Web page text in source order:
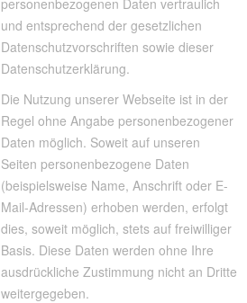
personenbezogenen Daten vertraulich
und entsprechend der gesetzlichen
Datenschutzvorschriften sowie dieser
Datenschutzerklärung.
Die Nutzung unserer Webseite ist in der
Regel ohne Angabe personenbezogener
Daten möglich. Soweit auf unseren
Seiten personenbezogene Daten
(beispielsweise Name, Anschrift oder E-
Mail-Adressen) erhoben werden, erfolgt
dies, soweit möglich, stets auf freiwilliger
Basis. Diese Daten werden ohne Ihre
ausdrückliche Zustimmung nicht an Dritte
weitergegeben.